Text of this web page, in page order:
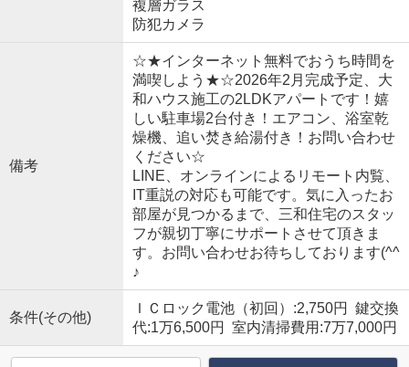
複層ガラス
防犯カメラ
備考
☆★インターネット無料でおうち時間を
満喫しよう★☆2026年2月完成予定、大
和ハウス施工の2LDKアパートです！嬉
しい駐車場2台付き！エアコン、浴室乾
燥機、追い焚き給湯付き！お問い合わせ
ください☆
LINE、オンラインによるリモート内覧、
IT重説の対応も可能です。気に入ったお
部屋が見つかるまで、三和住宅のスタッ
フが親切丁寧にサポートさせて頂きま
す。お問い合わせお待ちしております(^^
♪
条件(その他)
ＩＣロック電池（初回）:2,750円 鍵交換
代:1万6,500円 室内清掃費用:7万7,000円